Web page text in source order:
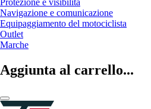
Navigazione e comunicazione
Equipaggiamento del motociclista
Outlet
Marche
Aggiunta al carrello...